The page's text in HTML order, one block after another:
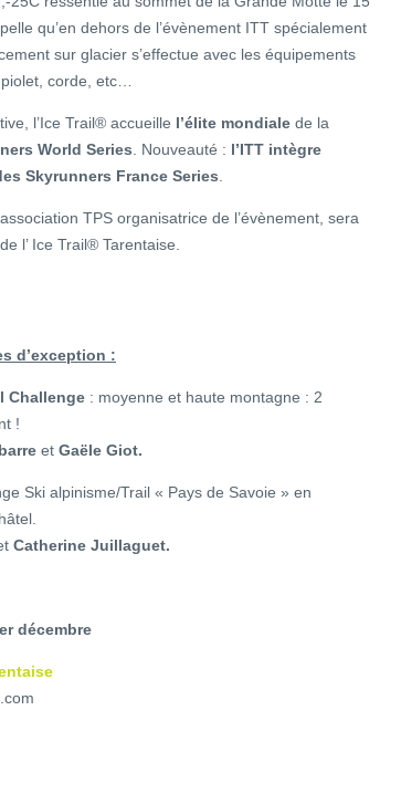
qu’en dehors de l’évènement ITT spécialement
sur glacier s’effectue avec les équipements
corde, etc…
l’Ice Trail® accueille l’élite mondiale de la
World Series . Nouveauté : l’ITT intègre
Skyrunners France Series
TPS organisatrice de l’évènement, sera
l’ Ice Trail® Tarentaise.
d’exception :
Challenge : moyenne et haute montagne : 2
!
et Gaële Giot.
Ski alpinisme/Trail « Pays de Savoie » en
Catherine Juillaguet.
décembre